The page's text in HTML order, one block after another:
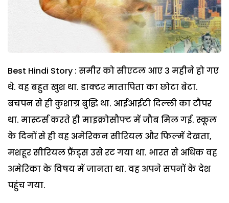
Best Hindi Story : समीर को सीएटल आए 3 महीने हो गए
थे. वह बहुत खुश था. डाक्टर मातापिता का छोटा बेटा.
बचपन से ही कुशाग्र बुद्घि था. आईआईटी दिल्ली का टौपर
था. मास्टर्स करते ही माइक्रोसौफ्ट में जौब मिल गई. स्कूल
के दिनों से ही वह अमेरिकन सीरियल और फिल्में देखता,
मशहूर सीरियल फ्रैंड्स उसे रट गया था. भारत से अधिक वह
अमेरिका के विषय में जानता था. वह अपने सपनों के देश
पहुंच गया.